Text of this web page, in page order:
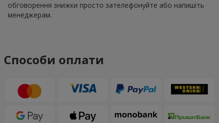
обговорення знижки просто зателефонуйте або напишіть
менеджерам.
Способи оплати